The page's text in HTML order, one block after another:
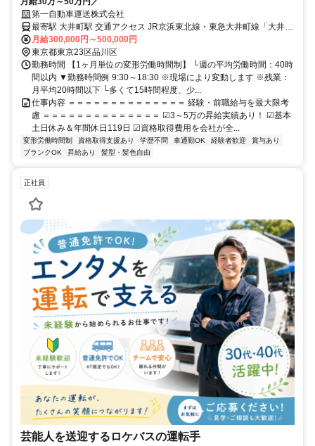
第一自動車運送株式会社
最寄駅 大井町駅 交通アクセス JR京浜東北線・東急大井町線「大井町
駅」より徒歩2分 ※現場はほとんどが都内です。 たまに御殿場の商業
施設なども担当。 ★直行直帰OK ★現場によって車通勤OK ※全国出
張あり └期間：1日～数ヶ月までさまざま └出張先の名物・名産品な
どを楽しめる！ └宿泊費・食事代、交通費すべて支給！
月給300,000円～500,000円
東京都東京23区品川区
勤務時間 【1ヶ月単位の変形労働時間制】 └週の平均労働時間：40時
間以内 ▼勤務時間例 9:30～18:30 ※現場により変動します ※残業：
月平均20時間以下 └多くて15時間程度、少...
仕事内容 ＝＝＝＝＝＝＝＝＝＝＝＝＝＝ 経験・前職給与を最大限考
慮 ＝＝＝＝＝＝＝＝＝＝＝＝＝＝ ☑︎3～5万の昇給実績あり！ ☑︎基本
土日休み＆年間休日119日 ☑︎資格取得費用を会社が全...
変形労働時間制 資格取得支援あり 学歴不問 車通勤OK 経験者歓迎
賞与あり
ブランクOK
昇給あり 髪型・髪色自由
正社員
芸能人を送迎するロケバスの運転手